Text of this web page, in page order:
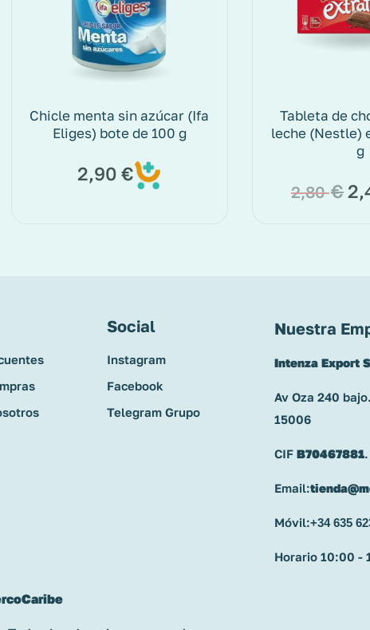
Chicle menta sin azúcar (Ifa
Eliges) bote de 100 g
2,90€
Tableta de
leche (Nestle)
g
2,80€
Social
Instagram
Facebook
Telegram Grupo
Nuestra
Intenza Export
Av Oza 240
15006
CIF B70467881.
Email:
Móvil:+34 635
Horario 10:00 -